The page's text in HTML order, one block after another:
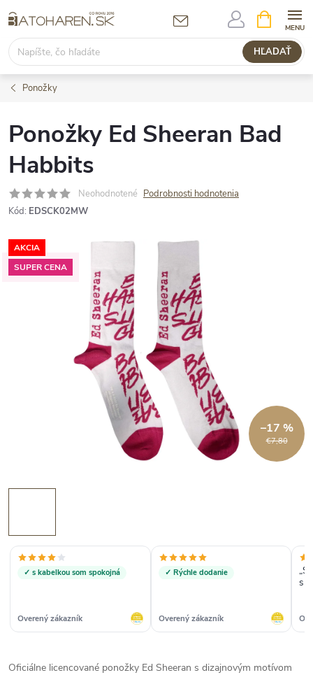
na
obsah
HĽADAŤ
KOŠÍK
Ponožky
Ponožky Ed Sheeran Bad
Habbits
Neohodnotené Podrobnosti hodnotenia
Kód: EDSCK02MW
AKCIA
SUPER CENA
€7,80
–17 %
✓ s kabelkou som spokojná
Overený zákazník
✓ Rýchle dodanie
Overený zákazník
s
Oficiálne licencované ponožky Ed Sheeran s dizajnovým motívom